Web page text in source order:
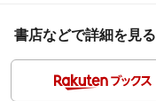
書店などで詳細を見る